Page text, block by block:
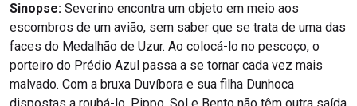
Sinopse: Severino encontra um objeto em meio aos
escombros de um avião, sem saber que se trata de uma das
faces do Medalhão de Uzur. Ao colocá-lo no pescoço, o
porteiro do Prédio Azul passa a se tornar cada vez mais
malvado. Com a bruxa Duvíbora e sua filha Dunhoca